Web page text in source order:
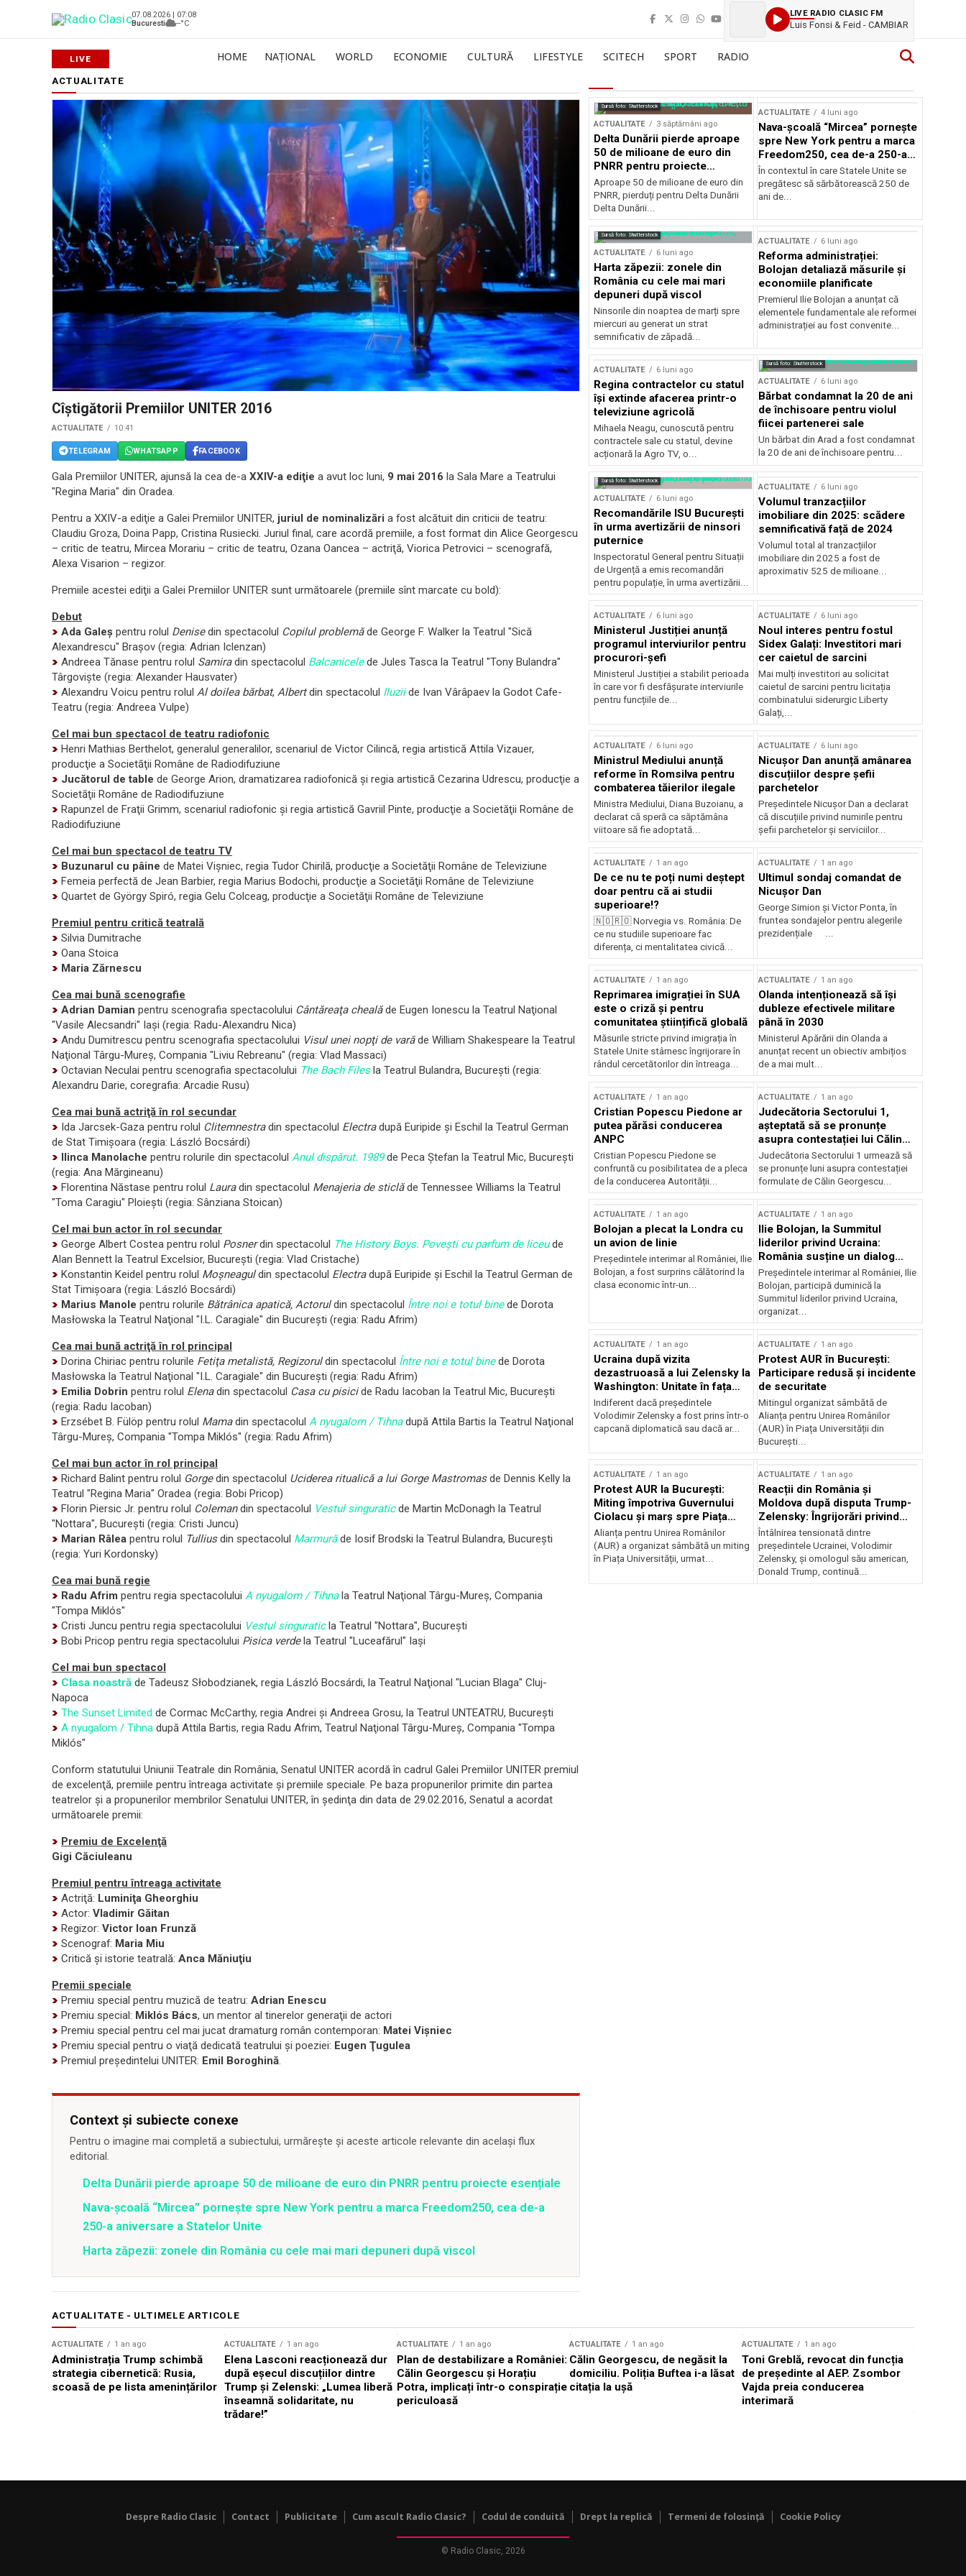
07.08.2026 | 07:08
Bucuresti
--°C
LIVE RADIO CLASIC FM
Luis Fonsi & Feid - CAMBIAR
HOME NAȚIONAL WORLD ECONOMIE CULTURĂ LIFESTYLE SCITECH SPORT RADIO
ACTUALITATE
Cîştigătorii Premiilor UNITER 2016
ACTUALITATE 10:41
TELEGRAM WHATSAPP FACEBOOK
Gala Premiilor UNITER, ajunsă la cea de-a XXIV-a ediţie a avut loc luni, 9 mai 2016 la Sala Mare a Teatrului
"Regina Maria" din Oradea.
Pentru a XXIV-a ediţie a Galei Premiilor UNITER, juriul de nominalizări a fost alcătuit din criticii de teatru:
Claudiu Groza, Doina Papp, Cristina Rusiecki. Juriul final, care acordă premiile, a fost format din Alice Georgescu
– critic de teatru, Mircea Morariu – critic de teatru, Ozana Oancea – actriţă, Viorica Petrovici – scenografă,
Alexa Visarion – regizor.
Premiile acestei ediţii a Galei Premiilor UNITER sunt următoarele (premiile sînt marcate cu bold):
Debut
Ada Galeş pentru rolul Denisedin spectacolul Copilul problemăde George F. Walker la Teatrul "Sică
Alexandrescu" Braşov (regia: Adrian Iclenzan)
Andreea Tănase pentru rolul Samiradin spectacolul Balcanicelede Jules Tasca la Teatrul "Tony Bulandra"
Târgovişte (regia: Alexander Hausvater)
Alexandru Voicu pentru rolul Al doilea bărbat, Albertdin spectacolul Iluziide Ivan Vârâpaev la Godot Cafe-
Teatru (regia: Andreea Vulpe)
Cel mai bun spectacol de teatru radiofonic
Henri Mathias Berthelot, generalul generalilor, scenariul de Victor Cilincă, regia artistică Attila Vizauer,
producţie a Societăţii Române de Radiodifuziune
Jucătorul de table de George Arion, dramatizarea radiofonică şi regia artistică Cezarina Udrescu, producţie a
Societăţii Române de Radiodifuziune
Rapunzel de Fraţii Grimm, scenariul radiofonic şi regia artistică Gavriil Pinte, producţie a Societăţii Române de
Radiodifuziune
Cel mai bun spectacol de teatru TV
Buzunarul cu pâine de Matei Vişniec, regia Tudor Chirilă, producţie a Societăţii Române de Televiziune
Femeia perfectă de Jean Barbier, regia Marius Bodochi, producţie a Societăţii Române de Televiziune
Quartet de György Spiró, regia Gelu Colceag, producţie a Societăţii Române de Televiziune
Premiul pentru critică teatrală
Silvia Dumitrache
Oana Stoica
Maria Zărnescu
Cea mai bună scenografie
Adrian Damian pentru scenografia spectacolului Cântăreaţa chealăde Eugen Ionescu la Teatrul Naţional
"Vasile Alecsandri" Iaşi (regia: Radu-Alexandru Nica)
Andu Dumitrescu pentru scenografia spectacolului Visul unei nopţi de varăde William Shakespeare la Teatrul
Naţional Târgu-Mureş, Compania "Liviu Rebreanu" (regia: Vlad Massaci)
Octavian Neculai pentru scenografia spectacolului The Bach Filesla Teatrul Bulandra, Bucureşti (regia:
Alexandru Darie, coregrafia: Arcadie Rusu)
Cea mai bună actriţă în rol secundar
Ida Jarcsek-Gaza pentru rolul Clitemnestradin spectacolul Electradupă Euripide şi Eschil la Teatrul German
de Stat Timişoara (regia: László Bocsárdi)
Ilinca Manolache pentru rolurile din spectacolul Anul dispărut. 1989de Peca Ştefan la Teatrul Mic, Bucureşti
(regia: Ana Mărgineanu)
Florentina Năstase pentru rolul Lauradin spectacolul Menajeria de sticlăde Tennessee Williams la Teatrul
"Toma Caragiu" Ploieşti (regia: Sânziana Stoican)
Cel mai bun actor în rol secundar
George Albert Costea pentru rolul Posnerdin spectacolul The History Boys. Poveşti cu parfum de liceude
Alan Bennett la Teatrul Excelsior, Bucureşti (regia: Vlad Cristache)
Konstantin Keidel pentru rolul Moşneaguldin spectacolul Electradupă Euripide şi Eschil la Teatrul German de
Stat Timişoara (regia: László Bocsárdi)
Marius Manole pentru rolurile Bătrânica apatică, Actoruldin spectacolul Între noi e totul binede Dorota
Masłowska la Teatrul Naţional "I.L. Caragiale" din Bucureşti (regia: Radu Afrim)
Cea mai bună actriţă în rol principal
Dorina Chiriac pentru rolurile Fetiţa metalistă, Regizoruldin spectacolul Între noi e totul binede Dorota
Masłowska la Teatrul Naţional "I.L. Caragiale" din Bucureşti (regia: Radu Afrim)
Emilia Dobrin pentru rolul Elenadin spectacolul Casa cu pisicide Radu Iacoban la Teatrul Mic, Bucureşti
(regia: Radu Iacoban)
Erzsébet B. Fülöp pentru rolul Mamadin spectacolul A nyugalom / Tihnadupă Attila Bartis la Teatrul Naţional
Târgu-Mureş, Compania "Tompa Miklós" (regia: Radu Afrim)
Cel mai bun actor în rol principal
Richard Balint pentru rolul Gorgedin spectacolul Uciderea ritualică a lui Gorge Mastromasde Dennis Kelly la
Teatrul "Regina Maria" Oradea (regia: Bobi Pricop)
Florin Piersic Jr. pentru rolul Colemandin spectacolul Vestul singuraticde Martin McDonagh la Teatrul
"Nottara", Bucureşti (regia: Cristi Juncu)
Marian Râlea pentru rolul Tulliusdin spectacolul Marmurăde Iosif Brodski la Teatrul Bulandra, Bucureşti
(regia: Yuri Kordonsky)
Cea mai bună regie
Radu Afrim pentru regia spectacolului A nyugalom / Tihnala Teatrul Naţional Târgu-Mureş, Compania
"Tompa Miklós"
Cristi Juncu pentru regia spectacolului Vestul singuraticla Teatrul "Nottara", Bucureşti
Bobi Pricop pentru regia spectacolului Pisica verdela Teatrul "Luceafărul" Iaşi
Cel mai bun spectacol
Clasa noastră de Tadeusz Słobodzianek, regia László Bocsárdi, la Teatrul Naţional "Lucian Blaga" Cluj-
Napoca
The Sunset Limited de Cormac McCarthy, regia Andrei şi Andreea Grosu, la Teatrul UNTEATRU, Bucureşti
A nyugalom / Tihna după Attila Bartis, regia Radu Afrim, Teatrul Naţional Târgu-Mureş, Compania "Tompa
Miklós"
Conform statutului Uniunii Teatrale din România, Senatul UNITER acordă în cadrul Galei Premiilor UNITER premiul
de excelenţă, premiile pentru întreaga activitate şi premiile speciale. Pe baza propunerilor primite din partea
teatrelor şi a propunerilor membrilor Senatului UNITER, în şedinţa din data de 29.02.2016, Senatul a acordat
următoarele premii:
Premiu de Excelenţă
Gigi Căciuleanu
Premiul pentru întreaga activitate
Actriţă: Luminiţa Gheorghiu
Actor: Vladimir Găitan
Regizor: Victor Ioan Frunză
Scenograf: Maria Miu
Critică şi istorie teatrală: Anca Măniuţiu
Premii speciale
Premiu special pentru muzică de teatru: Adrian Enescu
Premiu special: Miklós Bács, un mentor al tinerelor generaţii de actori
Premiu special pentru cel mai jucat dramaturg român contemporan: Matei Vişniec
Premiu special pentru o viaţă dedicată teatrului şi poeziei: Eugen Ţugulea
Premiul preşedintelui UNITER: Emil Boroghină.
Context și subiecte conexe
Pentru o imagine mai completă a subiectului, urmărește și aceste articole relevante din același flux
editorial.
Delta Dunării pierde aproape 50 de milioane de euro din PNRR pentru proiecte esențiale
Nava-școală “Mircea” pornește spre New York pentru a marca Freedom250, cea de-a
250-a aniversare a Statelor Unite
Harta zăpezii: zonele din România cu cele mai mari depuneri după viscol
Sursă foto: Shutterstock
ACTUALITATE 3 săptămâni ago
Delta Dunării pierde aproape
50 de milioane de euro din
PNRR pentru proiecte
esențiale
Aproape 50 de milioane de euro din
PNRR, pierduți pentru Delta Dunării
Delta Dunării...
ACTUALITATE 4 luni ago
Nava-școală “Mircea” pornește
spre New York pentru a marca
Freedom250, cea de-a 250-a
aniversare a Statelor Unite
În contextul în care Statele Unite se
pregătesc să sărbătorească 250 de
ani de...
Sursă foto: Shutterstock
ACTUALITATE 6 luni ago
Harta zăpezii: zonele din
România cu cele mai mari
depuneri după viscol
Ninsorile din noaptea de marți spre
miercuri au generat un strat
semnificativ de zăpadă...
ACTUALITATE 6 luni ago
Reforma administrației:
Bolojan detaliază măsurile și
economiile planificate
Premierul Ilie Bolojan a anunțat că
elementele fundamentale ale reformei
administrației au fost convenite...
ACTUALITATE 6 luni ago
Regina contractelor cu statul
își extinde afacerea printr-o
televiziune agricolă
Mihaela Neagu, cunoscută pentru
contractele sale cu statul, devine
acționară la Agro TV, o...
Sursă foto: Shutterstock
ACTUALITATE 6 luni ago
Bărbat condamnat la 20 de ani
de închisoare pentru violul
fiicei partenerei sale
Un bărbat din Arad a fost condamnat
la 20 de ani de închisoare pentru...
Sursă foto: Shutterstock
ACTUALITATE 6 luni ago
Recomandările ISU București
în urma avertizării de ninsori
puternice
Inspectoratul General pentru Situații
de Urgență a emis recomandări
pentru populație, în urma avertizării...
ACTUALITATE 6 luni ago
Volumul tranzacțiilor
imobiliare din 2025: scădere
semnificativă față de 2024
Volumul total al tranzacțiilor
imobiliare din 2025 a fost de
aproximativ 525 de milioane...
ACTUALITATE 6 luni ago
Ministerul Justiției anunță
programul interviurilor pentru
procurori-șefi
Ministerul Justiției a stabilit perioada
în care vor fi desfășurate interviurile
pentru funcțiile de...
ACTUALITATE 6 luni ago
Noul interes pentru fostul
Sidex Galați: Investitori mari
cer caietul de sarcini
Mai mulți investitori au solicitat
caietul de sarcini pentru licitația
combinatului siderurgic Liberty
Galați,...
ACTUALITATE 6 luni ago
Ministrul Mediului anunță
reforme în Romsilva pentru
combaterea tăierilor ilegale
Ministra Mediului, Diana Buzoianu, a
declarat că speră ca săptămâna
viitoare să fie adoptată...
ACTUALITATE 6 luni ago
Nicușor Dan anunță amânarea
discuțiilor despre șefii
parchetelor
Președintele Nicușor Dan a declarat
că discuțiile privind numirile pentru
șefii parchetelor și serviciilor...
ACTUALITATE 1 an ago
De ce nu te poți numi deștept
doar pentru că ai studii
superioare!?
🇳🇴🇷🇴 Norvegia vs. România: De
ce nu studiile superioare fac
diferența, ci mentalitatea civică...
ACTUALITATE 1 an ago
Ultimul sondaj comandat de
Nicușor Dan
George Simion și Victor Ponta, în
fruntea sondajelor pentru alegerile
prezidențiale ...
ACTUALITATE 1 an ago
Reprimarea imigrației în SUA
este o criză și pentru
comunitatea științifică globală
Măsurile stricte privind imigrația în
Statele Unite stârnesc îngrijorare în
rândul cercetătorilor din întreaga...
ACTUALITATE 1 an ago
Olanda intenționează să își
dubleze efectivele militare
până în 2030
Ministerul Apărării din Olanda a
anunțat recent un obiectiv ambițios
de a mai mult...
ACTUALITATE 1 an ago
Cristian Popescu Piedone ar
putea părăsi conducerea
ANPC
Cristian Popescu Piedone se
confruntă cu posibilitatea de a pleca
de la conducerea Autorității...
ACTUALITATE 1 an ago
Judecătoria Sectorului 1,
așteptată să se pronunțe
asupra contestației lui Călin
Georgescu privind controlul
judiciar
Judecătoria Sectorului 1 urmează să
se pronunțe luni asupra contestației
formulate de Călin Georgescu...
ACTUALITATE 1 an ago
Bolojan a plecat la Londra cu
un avion de linie
Președintele interimar al României, Ilie
Bolojan, a fost surprins călătorind la
clasa economic într-un...
ACTUALITATE 1 an ago
Ilie Bolojan, la Summitul
liderilor privind Ucraina:
România susține un dialog
transatlantic pentru securitate
și stabilitate
Președintele interimar al României, Ilie
Bolojan, participă duminică la
Summitul liderilor privind Ucraina,
organizat...
ACTUALITATE 1 an ago
Ucraina după vizita
dezastruoasă a lui Zelensky la
Washington: Unitate în fața
incertitudinii
Indiferent dacă președintele
Volodimir Zelensky a fost prins într-o
capcană diplomatică sau dacă ar...
ACTUALITATE 1 an ago
Protest AUR în București:
Participare redusă și incidente
de securitate
Mitingul organizat sâmbătă de
Alianța pentru Unirea Românilor
(AUR) în Piața Universității din
București...
ACTUALITATE 1 an ago
Protest AUR la București:
Miting împotriva Guvernului
Ciolacu și marș spre Piața
Victoriei
Alianța pentru Unirea Românilor
(AUR) a organizat sâmbătă un miting
în Piața Universității, urmat...
ACTUALITATE 1 an ago
Reacții din România și
Moldova după disputa Trump-
Zelensky: Îngrijorări privind
securitatea regională
Întâlnirea tensionată dintre
președintele Ucrainei, Volodimir
Zelensky, și omologul său american,
Donald Trump, continuă...
ACTUALITATE - ULTIMELE ARTICOLE
ACTUALITATE 1 an ago
Administrația Trump schimbă
strategia cibernetică: Rusia,
scoasă de pe lista amenințărilor
ACTUALITATE 1 an ago
Elena Lasconi reacționează dur
după eșecul discuțiilor dintre
Trump și Zelenski: „Lumea liberă
înseamnă solidaritate, nu
trădare!”
ACTUALITATE 1 an ago
Plan de destabilizare a României:
Călin Georgescu și Horațiu
Potra, implicați într-o conspirație
periculoasă
ACTUALITATE 1 an ago
Călin Georgescu, de negăsit la
domiciliu. Poliția Buftea i-a lăsat
citația la ușă
ACTUALITATE 1 an ago
Toni Greblă, revocat din funcția
de președinte al AEP. Zsombor
Vajda preia conducerea
interimară
Despre Radio Clasic Contact Publicitate Cum ascult Radio Clasic? Codul de conduită Drept la replică Termeni de folosință Cookie Policy
© Radio Clasic, 2026